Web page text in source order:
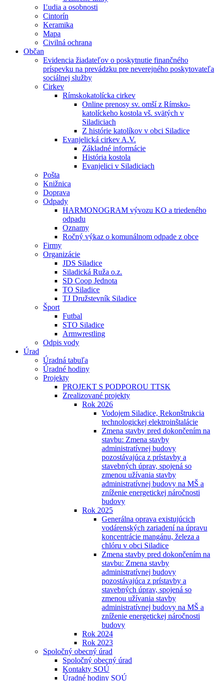
Ľudia a osobnosti
Cintorín
Keramika
Mapa
Civilná ochrana
Občan
Evidencia žiadateľov o poskytnutie finančného
príspevku na prevádzku pre neverejného poskytovateľa
sociálnej služby
Cirkev
Rímskokatolícka cirkev
Online prenosy sv. omší z Rímsko-
katolíckeho kostola vš. svätých v
Siladiciach
Z histórie katolíkov v obci Siladice
Evanjelická cirkev A.V.
Základné informácie
História kostola
Evanjelici v Siladiciach
Pošta
Knižnica
Doprava
Odpady
HARMONOGRAM vývozu KO a triedeného
odpadu
Oznamy
Ročný výkaz o komunálnom odpade z obce
Firmy
Organizácie
JDS Siladice
Siladická Ruža o.z.
SD Coop Jednota
TO Siladice
TJ Družstevník Siladice
Šport
Futbal
STO Siladice
Armwrestling
Odpis vody
Úrad
Úradná tabuľa
Úradné hodiny
Projekty
PROJEKT S PODPOROU TTSK
Zrealizované projekty
Rok 2026
Vodojem Siladice, Rekonštrukcia
technologickej elektroinštalácie
Zmena stavby pred dokončením na
stavbu: Zmena stavby
administratívnej budovy
pozostávajúca z prístavby a
stavebných úprav, spojená so
zmenou užívania stavby
administratívnej budovy na MŠ a
zníženie energetickej náročnosti
budovy
Rok 2025
Generálna oprava existujúcich
vodárenských zariadení na úpravu
koncentrácie mangánu, železa a
chlóru v obci Siladice
Zmena stavby pred dokončením na
stavbu: Zmena stavby
administratívnej budovy
pozostávajúca z prístavby a
stavebných úprav, spojená so
zmenou užívania stavby
administratívnej budovy na MŠ a
zníženie energetickej náročnosti
budovy
Rok 2024
Rok 2023
Spoločný obecný úrad
Spoločný obecný úrad
Kontakty SOÚ
Úradné hodiny SOÚ